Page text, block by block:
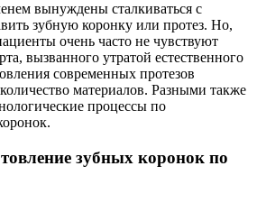
вынуждены сталкиваться с
зубную коронку или протез. Но,
очень часто не чувствуют
вызванного утратой естественного
современных протезов
материалов. Разными также
процессы по
зубных коронок по